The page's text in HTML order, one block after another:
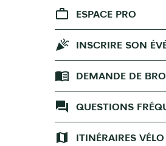
ESPACE PRO
INSCRIRE SON
DEMANDE DE
QUESTIONS
ITINÉRAIRES